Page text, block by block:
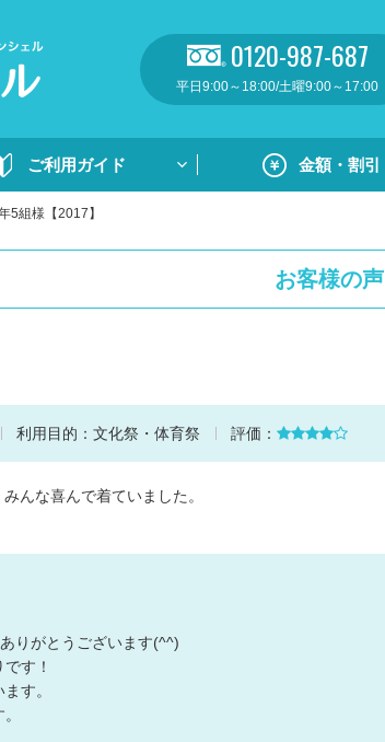
0120-987-687
平日9:00～18:00/土曜9:00～17:00
ご利用ガイド 金額・割引
お支払い方法・送料
5組様【2017】
お客様の声
利用目的： 文化祭・体育祭 評価：
んな喜んで着ていました。
りがとうございます(^^)
す！
す。